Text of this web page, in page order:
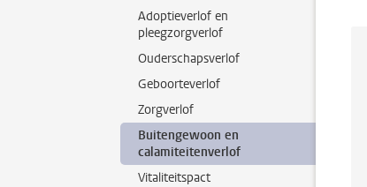
Adoptieverlof en
pleegzorgverlof
Ouderschapsverlof
Geboorteverlof
Zorgverlof
Buitengewoon en
calamiteitenverlof
Vitaliteitspact